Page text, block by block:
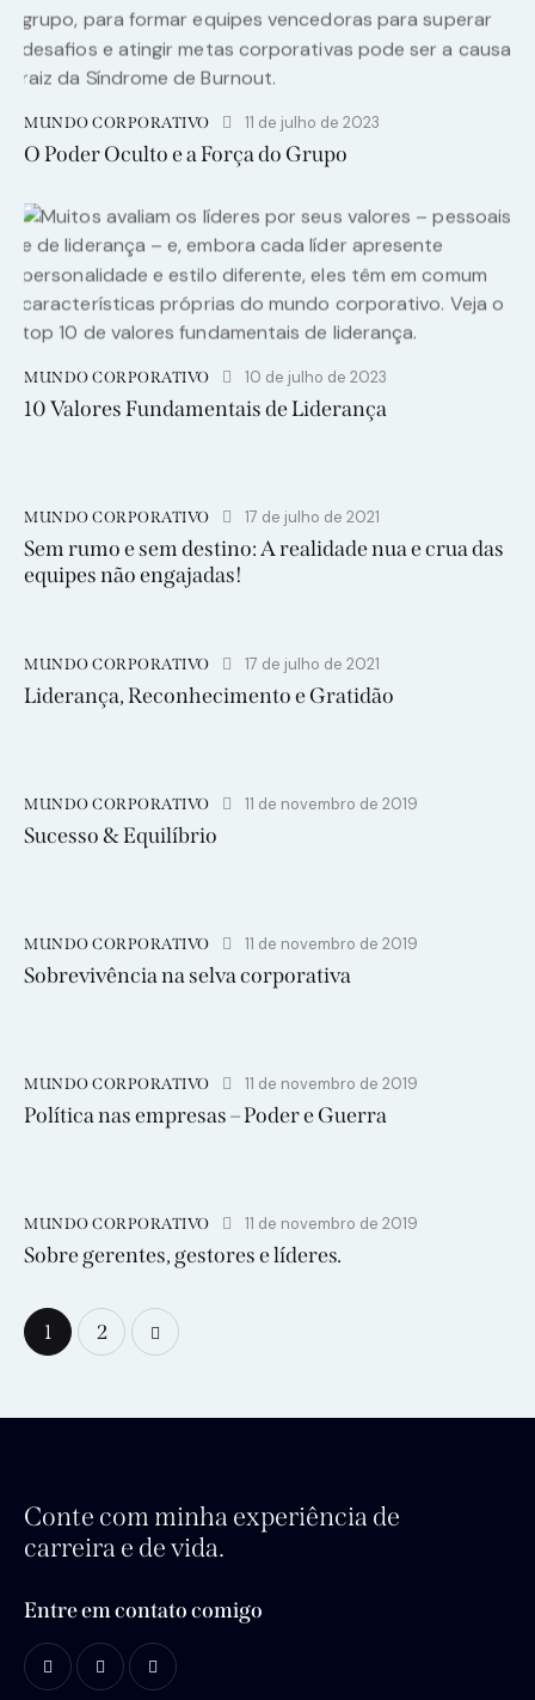
MUNDO CORPORATIVO 11 de julho de 2023
O Poder Oculto e a Força do Grupo
MUNDO CORPORATIVO 10 de julho de 2023
10 Valores Fundamentais de Liderança
MUNDO CORPORATIVO 17 de julho de 2021
Sem rumo e sem destino: A realidade nua e crua das
equipes não engajadas!
MUNDO CORPORATIVO 17 de julho de 2021
Liderança, Reconhecimento e Gratidão
MUNDO CORPORATIVO 11 de novembro de 2019
Sucesso & Equilíbrio
MUNDO CORPORATIVO 11 de novembro de 2019
Sobrevivência na selva corporativa
MUNDO CORPORATIVO 11 de novembro de 2019
Política nas empresas – Poder e Guerra
MUNDO CORPORATIVO 11 de novembro de 2019
Sobre gerentes, gestores e líderes.
1 2
Conte com minha experiência de
carreira e de vida.
Entre em contato comigo